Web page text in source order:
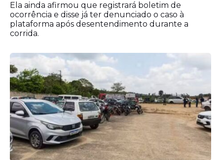
Ela ainda afirmou que registrará boletim de
ocorrência e disse já ter denunciado o caso à
plataforma após desentendimento durante a
corrida.